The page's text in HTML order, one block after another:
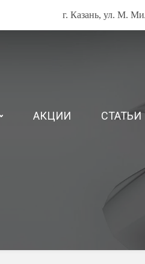
г. Казань, ул. М.
АКЦИИ СТАТЬИ